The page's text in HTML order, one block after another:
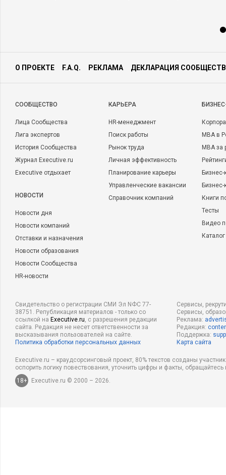
О ПРОЕКТЕ F.A.Q. РЕКЛАМА ДЕКЛАРАЦИЯ
CООБЩЕСТВО
Лица Сообщества
Лига экспертов
История Сообщества
Журнал Executive.ru
Executive отдыхает
НОВОСТИ
Новости дня
Новости компаний
Отставки и назначения
Новости образования
Новости Сообщества
HR-новости
КАРЬЕРА
HR-менеджмент
Поиск работы
Рынок труда
Личная эффективность
Планирование карьеры
Управленческие вакансии
Справочник компаний
MBA в
MBA
Бизнес-
Книги
Тесты
Видео
Свидетельство о регистрации СМИ Эл NФС 77-
38751. Републикация материалов - только со
ссылкой на Executive.ru, с разрешения редакции
сайта. Редакция не несет ответственности за
высказывания пользователей на сайте.
Политика обработки персональных данных
Сервисы,
Сервисы,
Реклама:
Редакция:
Поддержка:
Карта сайта
Executive.ru – краудсорсинговый проект, 80% текстов созданы
оспорить логику повествования, уточнить цифры и факты,
18+
Executive.ru © 2000 – 2026.